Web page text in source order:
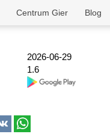
Blog
Centrum Gier
2026-06-29
1.6